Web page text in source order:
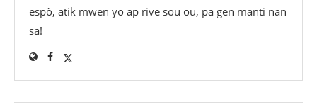
espò, atik mwen yo ap rive sou ou, pa gen manti nan
sa!